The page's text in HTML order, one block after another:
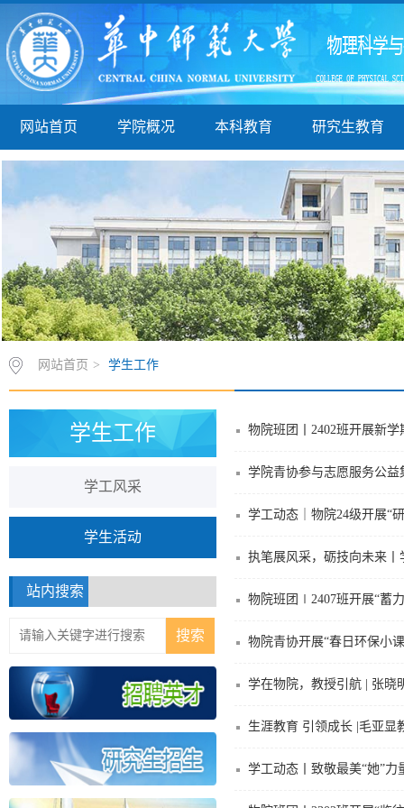
网站首页 学院概况 本科教育 研究生教育
网站首页 > 学生工作
学生工作
学工风采
学生活动
站内搜索
物院班团丨2402班开展新
学院青协参与志愿服务公
学工动态｜物院24级开展“
执笔展风采，砺技向未来
物院班团∣2407班开展“蓄
物院青协开展“春日环保小
学在物院，教授引航 | 张晓
生涯教育 引领成长 |毛亚显
学工动态丨致敬最美“她”力